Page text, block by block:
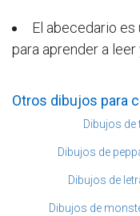
El abecedario es
para aprender a leer
Otros dibujos para
Dibujos
Dibujos de
Dibujos de
Dibujos de